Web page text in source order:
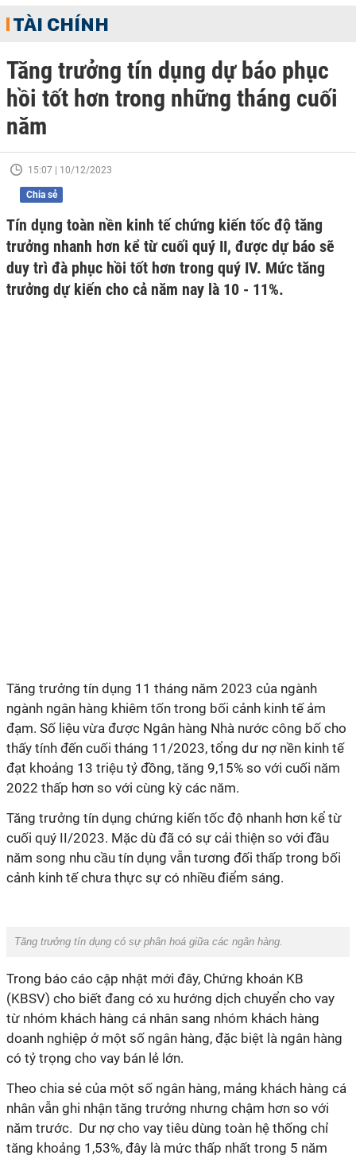
TÀI CHÍNH
Tăng trưởng tín dụng dự báo phục
hồi tốt hơn trong những tháng cuối
năm
15:07 | 10/12/2023
Chia sẻ
Tín dụng toàn nền kinh tế chứng kiến tốc độ tăng
trưởng nhanh hơn kể từ cuối quý II, được dự báo sẽ
duy trì đà phục hồi tốt hơn trong quý IV. Mức tăng
trưởng dự kiến cho cả năm nay là 10 - 11%.
Tăng trưởng tín dụng 11 tháng năm 2023 của ngành
ngành ngân hàng khiêm tốn trong bối cảnh kinh tế ảm
đạm. Số liệu vừa được Ngân hàng Nhà nước công bố cho
thấy tính đến cuối tháng 11/2023, tổng dư nợ nền kinh tế
đạt khoảng 13 triệu tỷ đồng, tăng 9,15% so với cuối năm
2022 thấp hơn so với cùng kỳ các năm.
Tăng trưởng tín dụng chứng kiến tốc độ nhanh hơn kể từ
cuối quý II/2023. Mặc dù đã có sự cải thiện so với đầu
năm song nhu cầu tín dụng vẫn tương đối thấp trong bối
cảnh kinh tế chưa thực sự có nhiều điểm sáng.
Tăng trưởng tín dụng có sự phân hoá giữa các ngân hàng.
Trong báo cáo cập nhật mới đây, Chứng khoán KB
(KBSV) cho biết đang có xu hướng dịch chuyển cho vay
từ nhóm khách hàng cá nhân sang nhóm khách hàng
doanh nghiệp ở một số ngân hàng, đặc biệt là ngân hàng
có tỷ trọng cho vay bán lẻ lớn.
Theo chia sẻ của một số ngân hàng, mảng khách hàng cá
nhân vẫn ghi nhận tăng trưởng nhưng chậm hơn so với
năm trước. Dư nợ cho vay tiêu dùng toàn hệ thống chỉ
tăng khoảng 1,53%, đây là mức thấp nhất trong 5 năm